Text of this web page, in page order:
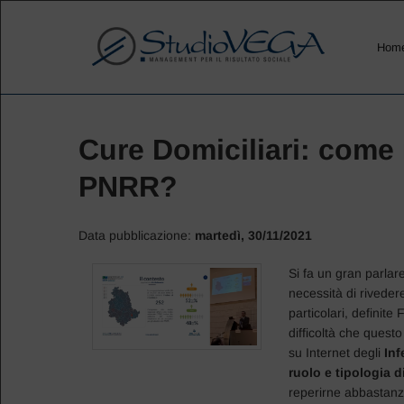
Cure Domiciliari:
PNRR?
Data pubblicazione: martedì, 30/11/2021
Si fa un gran
necessità di
particolari, definite
difficoltà che
su Internet degli
ruolo e tipologia
reperirne